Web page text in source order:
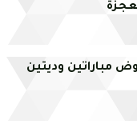
مباراتين وديتين